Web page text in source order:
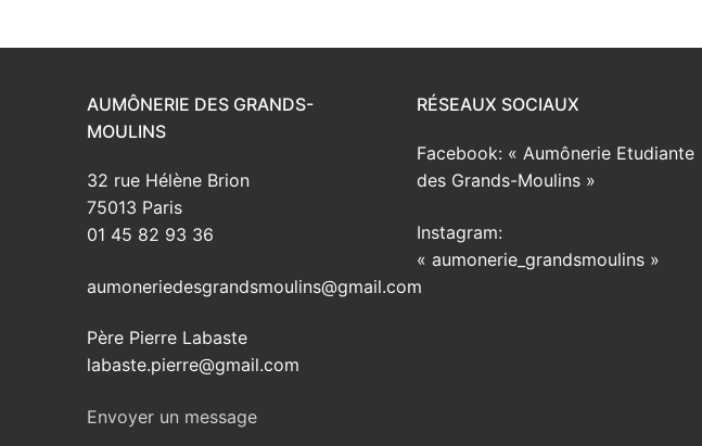
AUMÔNERIE DES GRANDS-
MOULINS
32 rue Hélène Brion
75013 Paris
01 45 82 93 36
aumoneriedesgrandsmoulins@gmail.com
Père Pierre Labaste
labaste.pierre@gmail.com
Envoyer un message
RÉSEAUX SOCIAUX
Facebook: « Aumônerie Etudiante
des Grands-Moulins »
Instagram:
« aumonerie_grandsmoulins »